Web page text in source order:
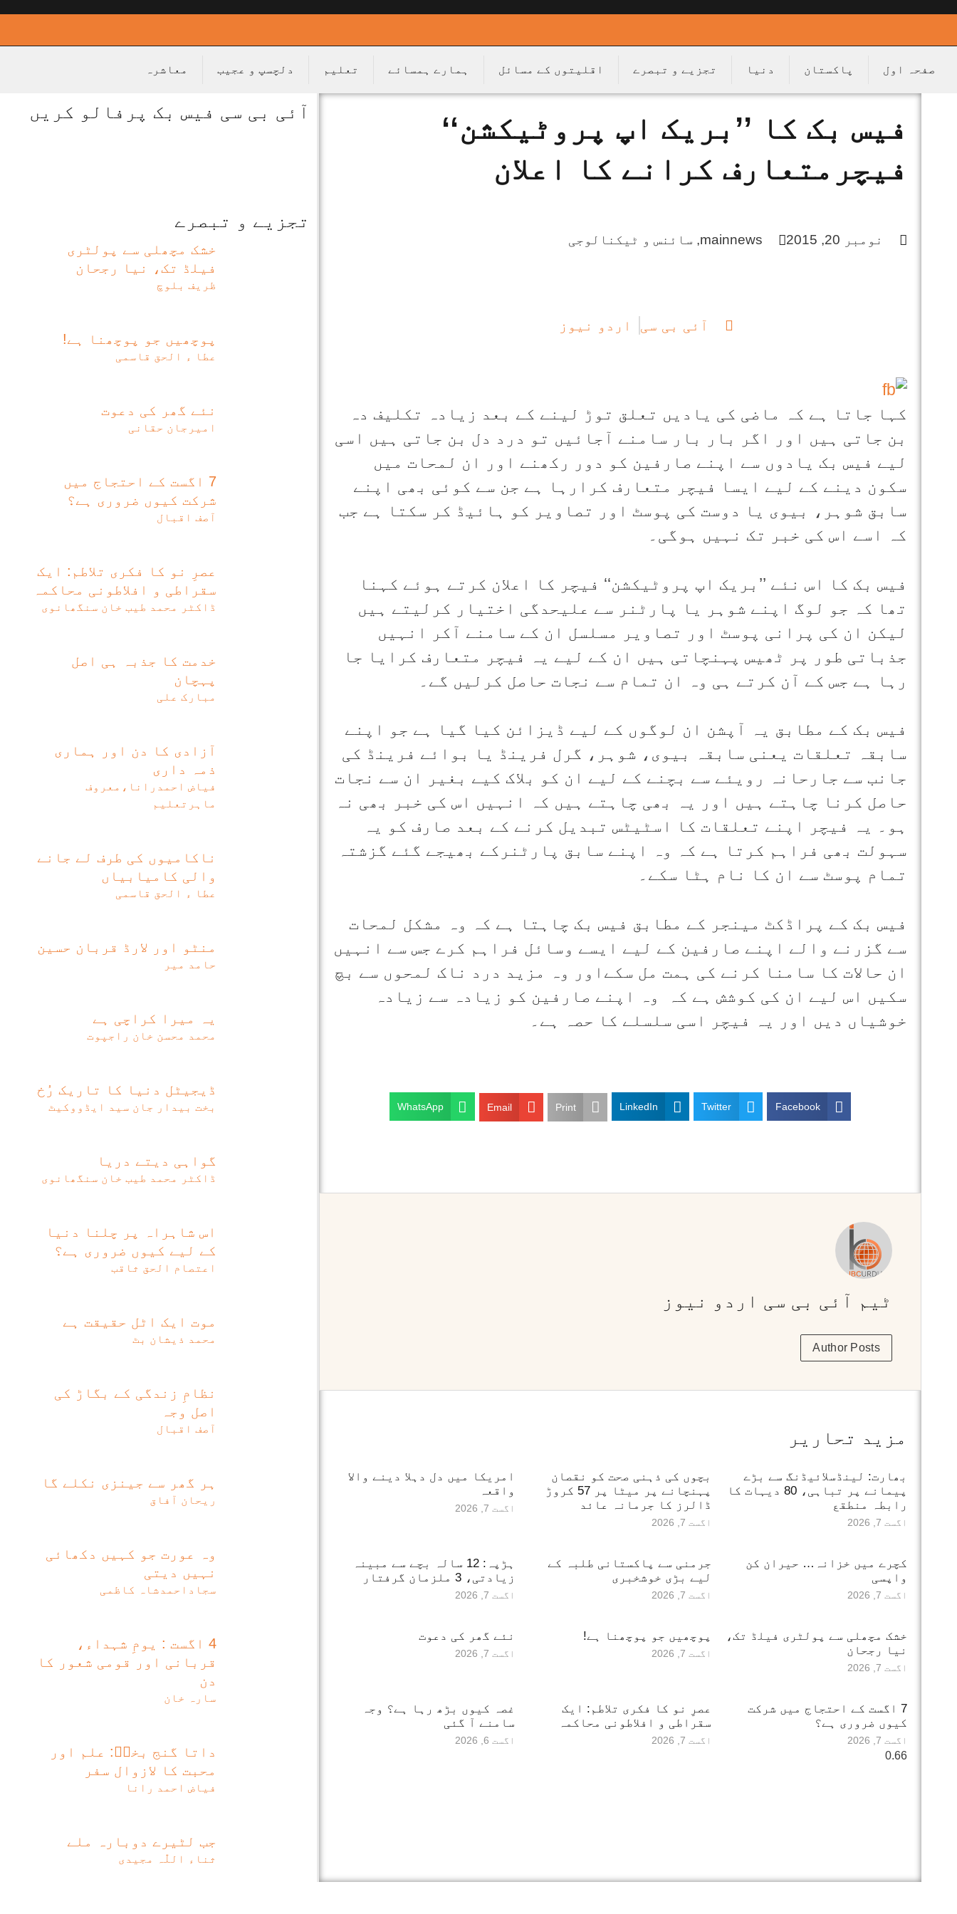
صفحہ اول پاکستان دنیا تجزیے و تبصرے اقلیتوں کے مسائل ہمارے ہمسائے تعلیم دلچسپ و عجیب معاشرہ
فیس بک کا ’’بریک اپ پروٹیکشن‘‘
فیچرمتعارف کرانے کا اعلان
نومبر 20, 2015 mainnews
, سائنس و ٹیکنالوجی
آئی بی سی اردو نیوز
کہا جاتا ہے کہ ماضی کی یادیں تعلق توڑ لینے کے بعد زیادہ تکلیف دہ
بن جاتی ہیں اور اگر بار بار سامنے آجائیں تو درد دل بن جاتی ہیں اسی
لیے فیس بک یادوں سے اپنے صارفین کو دور رکھنے اور ان لمحات میں
سکون دینے کے لیے ایسا فیچر متعارف کرارہا ہے جن سے کوئی بھی اپنے
سابق شوہر، بیوی یا دوست کی پوسٹ اور تصاویر کو ہائیڈ کر سکتا ہے جب
کہ اسے اس کی خبر تک نہیں ہوگی۔
فیس بک کا اس نئے ’’بریک اپ پروٹیکشن‘‘ فیچر کا اعلان کرتے ہوئے کہنا
تھا کہ جو لوگ اپنے شوہر یا پارٹنر سے علیحدگی اختیار کرلیتے ہیں
لیکن ان کی پرانی پوسٹ اور تصاویر مسلسل ان کے سامنے آکر انہیں
جذباتی طور پر ٹھیس پہنچاتی ہیں ان کے لیے یہ فیچر متعارف کرایا جا
رہا ہے جس کے آن کرتے ہی وہ ان تمام سے نجات حاصل کرلیں گے۔
فیس بک کے مطابق یہ آپشن ان لوگوں کے لیے ڈیزائن کیا گیا ہے جو اپنے
سابقہ تعلقات یعنی سابقہ بیوی، شوہر، گرل فرینڈ یا بوائے فرینڈ کی
جانب سے جارحانہ رویئے سے بچنے کے لیے ان کو بلاک کیے بغیر ان سے نجات
حاصل کرنا چاہتے ہیں اور یہ بھی چاہتے ہیں کہ انہیں اس کی خبر بھی نہ
ہو۔ یہ فیچر اپنے تعلقات کا اسٹیٹس تبدیل کرنے کے بعد صارف کو یہ
سہولت بھی فراہم کرتا ہے کہ وہ اپنے سابق پارٹنرکے بھیجے گئے گزشتہ
تمام پوسٹ سے ان کا نام ہٹا سکے۔
فیس بک کے پراڈکٹ مینجر کے مطابق فیس بک چاہتا ہے کہ وہ مشکل لمحات
سے گزرنے والے اپنے صارفین کے لیے ایسے وسائل فراہم کرے جس سے انہیں
ان حالات کا سامنا کرنے کی ہمت مل سکےاور وہ مزید درد ناک لمحوں سے بچ
سکیں اس لیے ان کی کوشش ہے کہ وہ اپنے صارفین کو زیادہ سے زیادہ
خوشیاں دیں اور یہ فیچر اسی سلسلے کا حصہ ہے۔
Facebook
Twitter
LinkedIn
Print
Email
WhatsApp
ٹیم آئی بی سی اردو نیوز
Author Posts
مزید تحاریر
بھارت: لینڈسلائیڈنگ سے بڑے
پیمانے پر تباہی، 80 دیہات کا
رابطہ منطقع
اگست 7, 2026
بچوں کی ذہنی صحت کو نقصان
پہنچانے پر میٹا پر 57 کروڑ
ڈالرز کا جرمانہ عائد
اگست 7, 2026
امریکا میں دل دہلا دینے والا
واقعہ
اگست 7, 2026
کچرے میں خزانہ… حیران کن
واپسی
اگست 7, 2026
جرمنی سے پاکستانی طلبہ کے
لیے بڑی خوشخبری
اگست 7, 2026
ہڑپہ: 12 سالہ بچے سے مبینہ
زیادتی، 3 ملزمان گرفتار
اگست 7, 2026
خشک مچھلی سے پولٹری فیلڈ تک،
نیا رجحان
اگست 7, 2026
پوچھیں جو پوچھنا ہے!
اگست 7, 2026
نئے گھر کی دعوت
اگست 7, 2026
7 اگست کے احتجاج میں شرکت
کیوں ضروری ہے؟
اگست 7, 2026
عصرِ نو کا فکری تلاطم: ایک
سقراطی و افلاطونی محاکمہ
اگست 7, 2026
غصہ کیوں بڑھ رہا ہے؟ وجہ
سامنے آ گئی
اگست 6, 2026
آئی بی سی فیس بک پرفالو کریں
تجزیے و تبصرے
خشک مچھلی سے پولٹری
فیلڈ تک، نیا رجحان
ظریف بلوچ
پوچھیں جو پوچھنا ہے!
عطا ء الحق قاسمی
نئے گھر کی دعوت
امیرجان حقانی
7 اگست کے احتجاج میں
شرکت کیوں ضروری ہے؟
آصف اقبال
عصرِ نو کا فکری تلاطم: ایک
سقراطی و افلاطونی محاکمہ
ڈاکٹر محمد طیب خان سنگھانوی
خدمت کا جذبہ ہی اصل
پہچان
مبارک علی
آزادی کا دن اور ہماری
ذمہ داری
فیاض احمدرانا،معروف
ماہرتعلیم
ناکامیوں کی طرف لے جانے
والی کامیابیاں
عطا ء الحق قاسمی
منٹو اور لارڈ قربان حسین
حامد میر
یہ میرا کراچی ہے
محمد محسن خان راجپوت
ڈیجیٹل دنیا کا تاریک رُخ
بخت بیدار جان سید ایڈووکیٹ
گواہی دیتے دریا
ڈاکٹر محمد طیب خان سنگھانوی
اس شاہراہ پر چلنا دنیا
کے لیے کیوں ضروری ہے؟
اعتصام الحق ثاقب
موت ایک اٹل حقیقت ہے
محمد ذیشان بٹ
نظامِ زندگی کے بگاڑ کی
اصل وجہ
آصف اقبال
ہر گھر سے جینزی نکلے گا
ریحان آفاق
وہ عورت جو کہیں دکھائی
نہیں دیتی
سجاداحمدشاہ کاظمی
4 اگست : یومِ شہداء،
قربانی اور قومی شعور کا
دن
سارہ خان
داتا گنج بخشؒ: علم اور
محبت کا لازوال سفر
فیاض احمد رانا
جب لٹیرے دوبارہ ملے
ثناء اللّٰہ مجیدی